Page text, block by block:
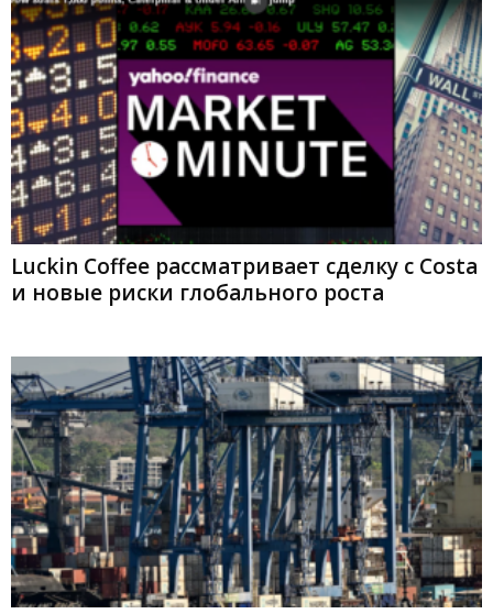
Luckin Coffee рассматривает сделку с Costa
и новые риски глобального роста